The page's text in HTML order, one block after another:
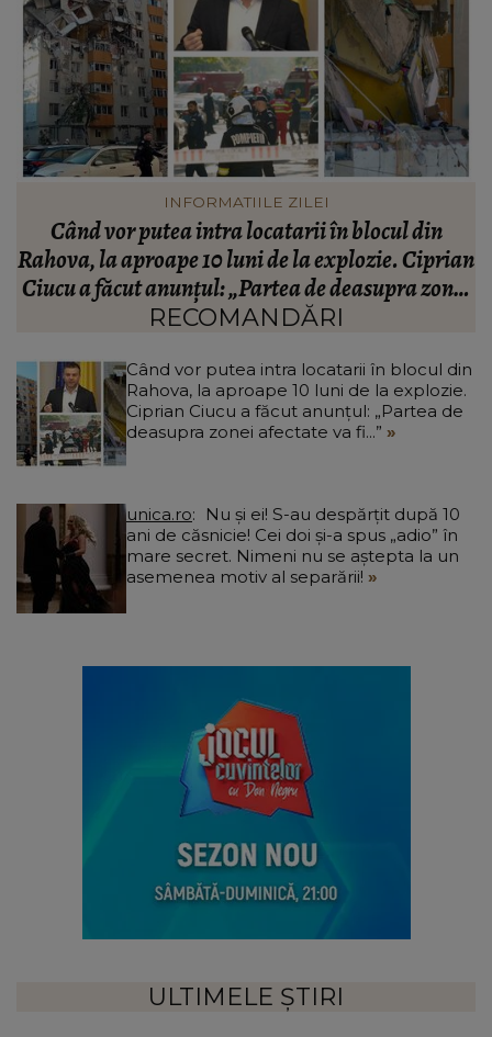
INFORMATIILE ZILEI
Acuzații grave după găsirea fetiței de 11 ani
dispărute în Bacău! Familia copilei cere imaginile
de pe camerele de supraveghere: „Nu s-a mai dus
sora mea...”
RECOMANDĂRI
Când vor putea intra locatarii în blocul din
Rahova, la aproape 10 luni de la explozie.
Ciprian Ciucu a făcut anunțul: „Partea de
deasupra zonei afectate va fi...”
unica.ro
ani de căsnicie! Cei doi și-a spus „adio” în
mare secret. Nimeni nu se aștepta la un
asemenea motiv al separării!
ULTIMELE ȘTIRI